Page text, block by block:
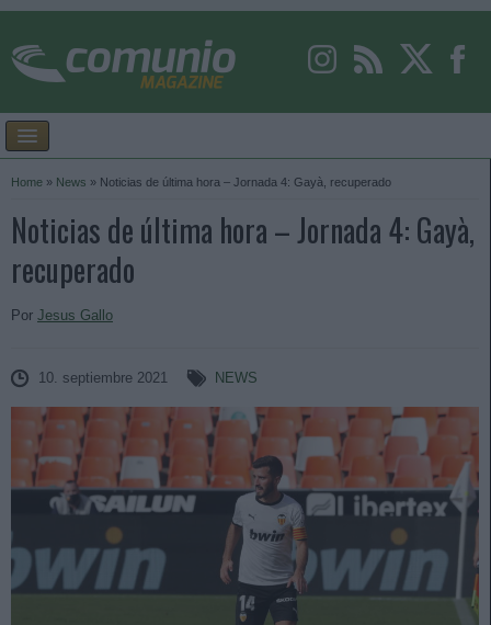
Home » News » Noticias de última hora – Jornada 4: Gayà, recuperado
Noticias de última hora – Jornada 4: Gayà,
recuperado
Por Jesus Gallo
10. septiembre 2021 NEWS